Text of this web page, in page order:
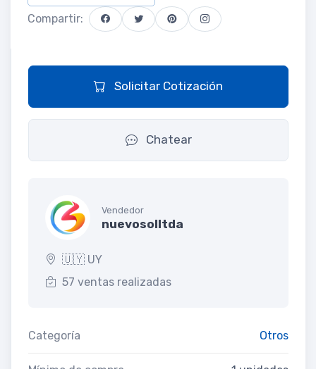
Compartir:
Solicitar Cotización
Chatear
Vendedor
nuevosolltda
🇺🇾 UY
57 ventas realizadas
Categoría Otros